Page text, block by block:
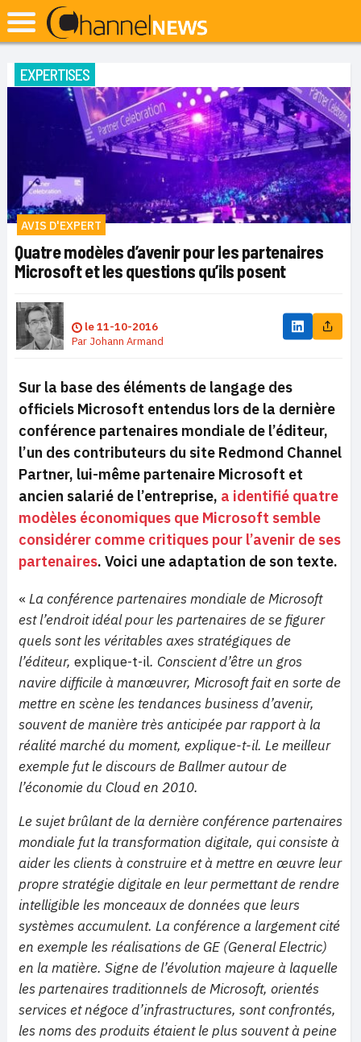
EXPERTISES
AVIS D'EXPERT
Quatre modèles d’avenir pour les partenaires
Microsoft et les questions qu’ils posent
le11-10-2016
Par Johann Armand
Sur la base des éléments de langage des
officiels Microsoft entendus lors de la dernière
conférence partenaires mondiale de l’éditeur,
l’un des contributeurs du site Redmond Channel
Partner, lui-même partenaire Microsoft et
ancien salarié de l’entreprise, a identifié quatre
modèles économiques que Microsoft semble
considérer comme critiques pour l’avenir de ses
partenaires. Voici une adaptation de son texte.
« La conférence partenaires mondiale de Microsoft
est l’endroit idéal pour les partenaires de se figurer
quels sont les véritables axes stratégiques de
l’éditeur, explique-t-il. Conscient d’être un gros
navire difficile à manœuvrer, Microsoft fait en sorte de
mettre en scène les tendances business d’avenir,
souvent de manière très anticipée par rapport à la
réalité marché du moment, explique-t-il. Le meilleur
exemple fut le discours de Ballmer autour de
l’économie du Cloud en 2010.
Le sujet brûlant de la dernière conférence partenaires
mondiale fut la transformation digitale, qui consiste à
aider les clients à construire et à mettre en œuvre leur
propre stratégie digitale en leur permettant de rendre
intelligible les monceaux de données que leurs
systèmes accumulent. La conférence a largement cité
en exemple les réalisations de GE (General Electric)
en la matière. Signe de l’évolution majeure à laquelle
les partenaires traditionnels de Microsoft, orientés
services et négoce d’infrastructures, sont confrontés,
les noms des produits étaient le plus souvent à peine